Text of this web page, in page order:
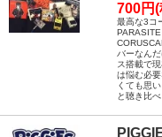
700円
最高な3コ
バーなん
ス搭載で
は悩む必
くても思
と聴き比